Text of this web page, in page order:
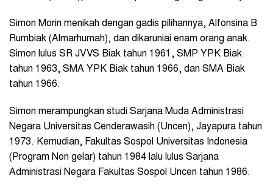
Simon Morin menikah dengan gadis pilihannya, Alfonsina B
Rumbiak (Almarhumah), dan dikaruniai enam orang anak.
Simon lulus SR JVVS Biak tahun 1961, SMP YPK Biak
tahun 1963, SMA YPK Biak tahun 1966, dan SMA Biak
tahun 1966.
Simon merampungkan studi Sarjana Muda Administrasi
Negara Universitas Cenderawasih (Uncen), Jayapura tahun
1973. Kemudian, Fakultas Sospol Universitas Indonesia
(Program Non gelar) tahun 1984 lalu lulus Sarjana
Administrasi Negara Fakultas Sospol Uncen tahun 1986.